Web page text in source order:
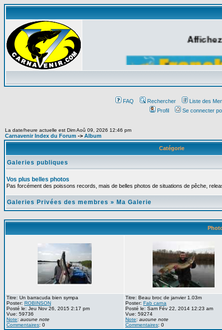
FAQ Rechercher
Liste des
Profil
Se connecter
La date/heure actuelle est Dim Aoû 09, 2026 12:46 pm
Carnavenir Index du Forum -> Album
Catégorie
Galeries publiques
Vos plus belles photos
Pas forcément des poissons records, mais de belles photos de situations de pêche,
Galeries Privées des membres » Ma Galerie
Titre: Un barracuda bien sympa
Poster: ROBINSON
Posté le: Jeu Nov 26, 2015 2:17 pm
Vue: 59736
Note: aucune note
Commentaires: 0
Titre: Beau broc de janvier 1.03m
Poster: Fab carna
Posté le: Sam Fév 22, 2014 12:23 am
Vue: 59274
Note: aucune note
Commentaires: 0